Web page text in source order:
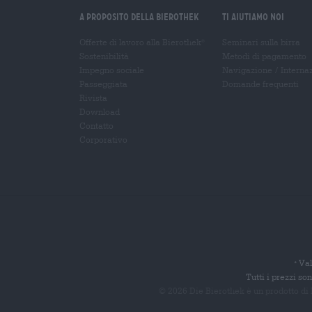
A proposito della Bierothek Ti aiutiamo noi
*
Tutti i prezzi